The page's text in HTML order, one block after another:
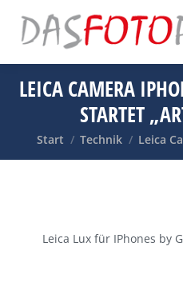
LEICA CAMERA
STARTET
Sie befinden sich
Start Technik Leica
Leica Lux für IPhones by